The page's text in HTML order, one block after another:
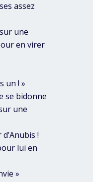
assez
une
en virer
un ! »
se bidonne
une
!
lui en
»